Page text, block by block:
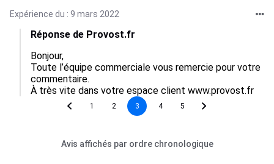
Expérience du : 9 mars 2022
Réponse de Provost.fr
Bonjour,
Toute l’équipe commerciale vous remercie pour votre
commentaire.
À très vite dans votre espace client www.provost.fr
1 2 3 4 5
Avis affichés par ordre chronologique